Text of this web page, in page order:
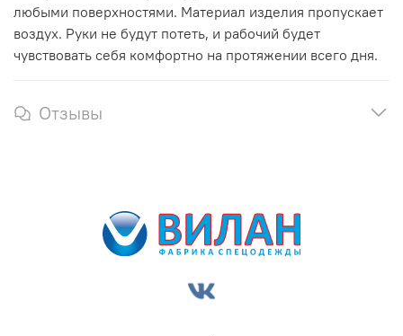
любыми поверхностями. Материал изделия пропускает
воздух. Руки не будут потеть, и рабочий будет
чувствовать себя комфортно на протяжении всего дня.
Отзывы